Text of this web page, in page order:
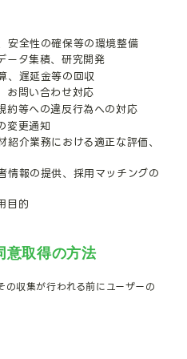
安全性の確保等の環境整備
ータ集積、研究開発
、遅延金等の回収
お問い合わせ対応
約等への違反行為への対応
変更通知
介業務における適正な評価、
情報の提供、採用マッチングの
目的
意取得の方法
収集が行われる前にユーザーの